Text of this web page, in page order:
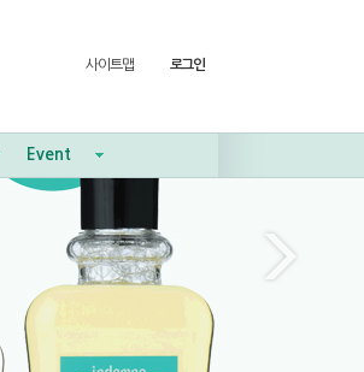
사이트맵 로그인
Event